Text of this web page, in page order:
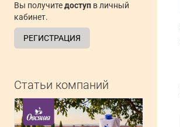
Вы получитедоступ в личный
кабинет.
РЕГИСТРАЦИЯ
Статьи компаний